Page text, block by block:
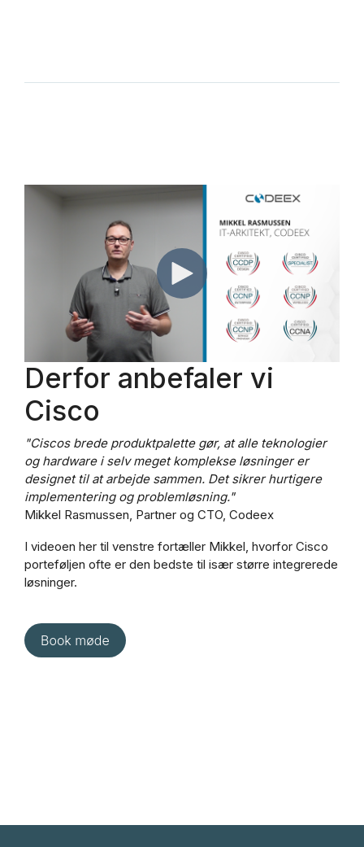
Derfor anbefaler vi
Cisco
"Ciscos brede produktpalette gør, at alle teknologier
og hardware i selv meget komplekse løsninger er
designet til at arbejde sammen. Det sikrer hurtigere
implementering og problemløsning."
Mikkel Rasmussen, Partner og CTO, Codeex
I videoen her til venstre fortæller Mikkel, hvorfor Cisco
porteføljen ofte er den bedste til især større integrerede
løsninger.